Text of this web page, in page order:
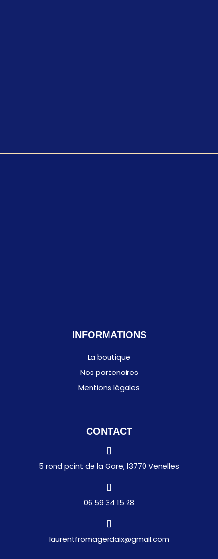
INFORMATIONS
La boutique
Nos partenaires
Mentions légales
CONTACT
5 rond point de la Gare, 13770 Venelles
06 59 34 15 28
laurentfromagerdaix@gmail.com